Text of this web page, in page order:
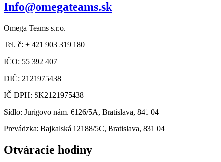
Info@omegateams.sk
Omega Teams s.r.o.
Tel. č: + 421 903 319 180
IČO: 55 392 407
DIČ: 2121975438
IČ DPH: SK2121975438
Sídlo: Jurigovo nám. 6126/5A, Bratislava, 841 04
Prevádzka: Bajkalská 12188/5C, Bratislava, 831 04
Otváracie hodiny